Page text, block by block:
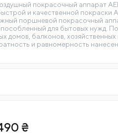
покрасочный аппарат
и качественной покраски
поршневой покрасочный
для бытовых нужд.
домов, балконов,
и равномерность
₴